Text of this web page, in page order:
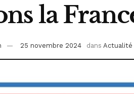
la
25 novembre 2024 dans Actualité